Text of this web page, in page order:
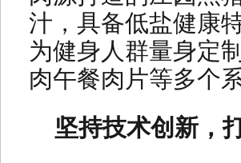
汁，具备低盐健康
为健身人群量身定
肉午餐肉片等多个
坚持技术创新，